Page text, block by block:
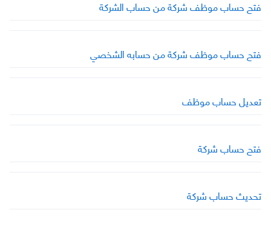
فتح حساب موظف شركة من حساب الشركة
فتح حساب موظف شركة من حسابه الشخصي
تعديل حساب موظف
فتح حساب شركة
تحديث حساب شركة